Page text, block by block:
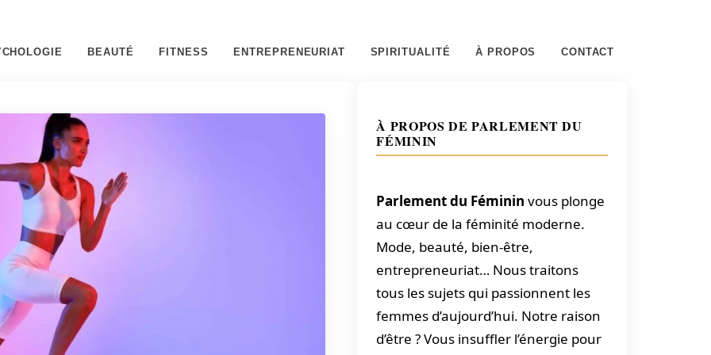
BEAUTÉ FITNESS ENTREPRENEURIAT SPIRITUALITÉ À PROPOS CONTACT
À PROPOS DE PARLEMENT DU
FÉMININ
Parlement du Féminin vous plonge
au cœur de la féminité moderne.
Mode, beauté, bien-être,
entrepreneuriat… Nous traitons
tous les sujets qui passionnent les
femmes d’aujourd’hui. Notre raison
d’être ? Vous insuffler l’énergie pour